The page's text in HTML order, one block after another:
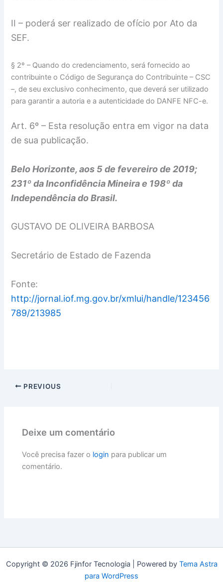
II – poderá ser realizado de ofício por Ato da
SEF.
§ 2º – Quando do credenciamento, será fornecido ao
contribuinte o Código de Segurança do Contribuinte – CSC
–, de seu exclusivo conhecimento, que deverá ser utilizado
para garantir a autoria e a autenticidade do DANFE NFC-e.
Art. 6º – Esta resolução entra em vigor na data
de sua publicação.
Belo Horizonte, aos 5 de fevereiro de 2019;
231º da Inconfidência Mineira e 198º da
Independência do Brasil.
GUSTAVO DE OLIVEIRA BARBOSA
Secretário de Estado de Fazenda
Fonte:
http://jornal.iof.mg.gov.br/xmlui/handle/123456
789/213985
PREVIOUS
Deixe um comentário
Você precisa fazer o login para publicar um
comentário.
Copyright © 2026 Fjinfor Tecnologia | Powered by Tema Astra
para WordPress